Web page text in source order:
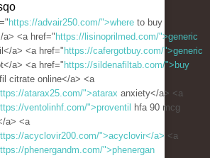
https://advair250.com/">where to buy
a> <a href="https://lisinoprilmed.com/">generic
a> <a href=" https://cafergotbuy.com/">generic
a> <a href=" https://sildenafiltab.com/">buy
citrate online</a> <a
atarax25.com/">atarax anxiety</a> <a
ventolinhf.com/">proventil
hfa 90 mcg
a> <a
acyclovir200.com/">acyclovir</a> <a
phenergandm.com/">phenergan